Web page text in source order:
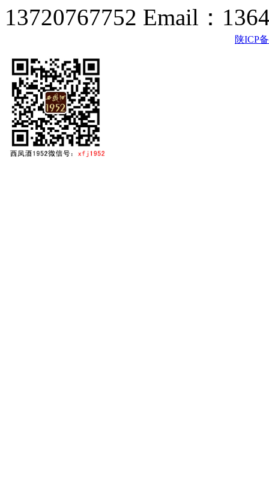
13720767752 Email：
陕ICP